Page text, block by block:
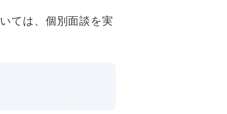
ては、個別面談を実